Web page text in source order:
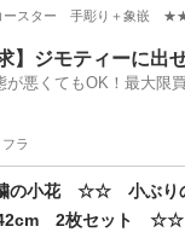
ター 手彫り＋象嵌 ★★ 6枚
鎌倉駅 食器
求】ジモティーに出
が悪くてもOK！最大限
ラ
の小花 ☆☆ 小ぶり
2枚セット